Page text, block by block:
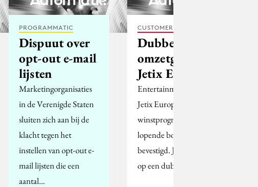
PROGRAMMATIC
Dispuut over
opt-out e-mail
lijsten
Marketingorganisaties
in de Verenigde Staten
sluiten zich aan bij de
klacht tegen het
instellen van opt-out e-
mail lijsten die een
aantal…
CUSTOMER EXPERIENCE
Dubbelcijferige
omzetgroei
Jetix Europe
Entertainmentbedrijf
Jetix Europe heeft zijn
winstprognose voor het
lopende boekjaar
bevestigd. Jetix rekent
op een dubbelcijferige…